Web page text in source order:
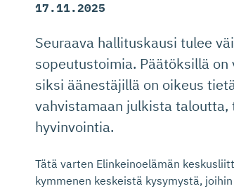
17.11.2025
Seuraava hallituskausi tulee
sopeutustoimia. Päätöksillä
siksi äänestäjillä on oikeus
vahvistamaan julkista taloutta,
hyvinvointia.
Tätä varten Elinkeinoelämän
kymmenen keskeistä kysymystä,